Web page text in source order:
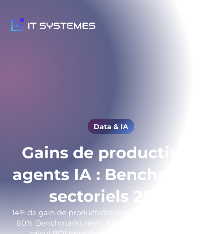
Data & IA
Gains de productivité
agents IA : Benchmarks
sectoriels 2026
14% de gain de productivité moyen selon le NBER, pas
80%. Benchmarks réels, KPI à suivre et méthode de